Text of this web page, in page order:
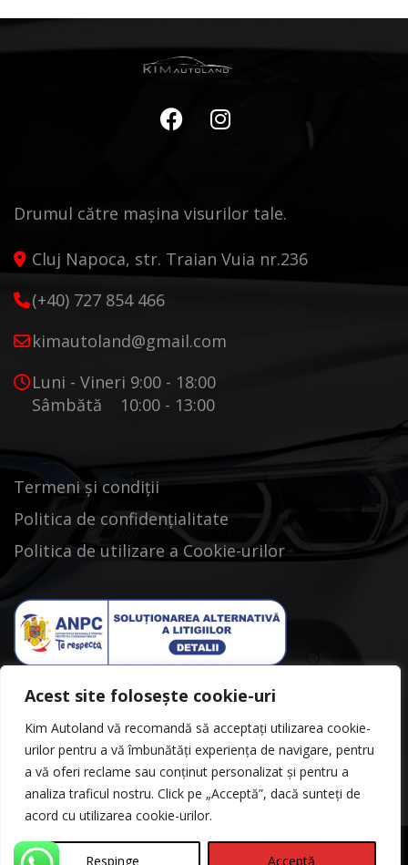
Acest site folosește cookie-uri
Kim Autoland vă recomandă să acceptați utilizarea cookie-
urilor pentru a vă îmbunătăți experiența de navigare, pentru
a vă oferi reclame sau conținut personalizat și pentru a
analiza traficul nostru. Click pe „Acceptă”, dacă sunteți de
acord cu utilizarea cookie-urilor.
Respinge Acceptă
Drumul către mașina visurilor tale.
Cluj Napoca, str. Traian Vuia nr.236
(+40) 727 854 466
kimautoland@gmail.com
Luni - Vineri 9:00 - 18:00
Sâmbătă 10:00 - 13:00
Termeni și condiții
Politica de confidențialitate
Politica de utilizare a Cookie-urilor